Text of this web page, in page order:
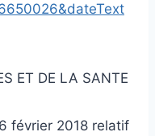
ET DE LA SANTE
février 2018 relatif